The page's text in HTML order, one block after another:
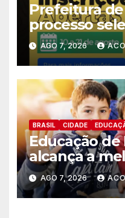
Prefeitura
processo
estagiários
AGO 7, 2026
BRASIL CIDADE
Educação de
alcança a
história no
AGO 7, 2026